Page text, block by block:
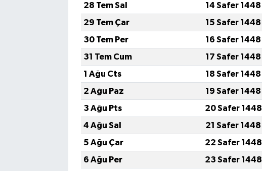
28 Tem Sal
14 Safer 1448
29 Tem Çar
15 Safer 1448
30 Tem Per
16 Safer 1448
31 Tem Cum
17 Safer 1448
1 Ağu Cts
18 Safer 1448
2 Ağu Paz
19 Safer 1448
3 Ağu Pts
20 Safer 1448
4 Ağu Sal
21 Safer 1448
5 Ağu Çar
22 Safer 1448
6 Ağu Per
23 Safer 1448